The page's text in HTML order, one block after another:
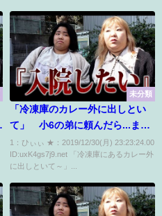
未分類
「冷凍庫のカレー外に出しとい
て」 小6の弟に頼んだら...まさ
かの行動に爆笑
1：ひぃぃ ★：2019/12/30(月) 23:23:24.00
ID:uxK4gs7j9.net 「冷凍庫にあるカレー外
に出しといて～」...